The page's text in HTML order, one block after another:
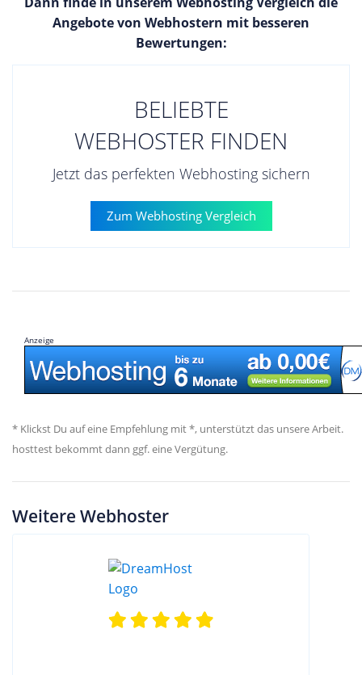
Angebote von Webhostern mit besseren
Bewertungen:
BELIEBTE
WEBHOSTER FINDEN
Jetzt das perfekten Webhosting sichern
Zum Webhosting Vergleich
Anzeige
* Klickst Du auf eine Empfehlung mit *, unterstützt das unsere Arbeit.
hosttest bekommt dann ggf. eine Vergütung.
Weitere Webhoster